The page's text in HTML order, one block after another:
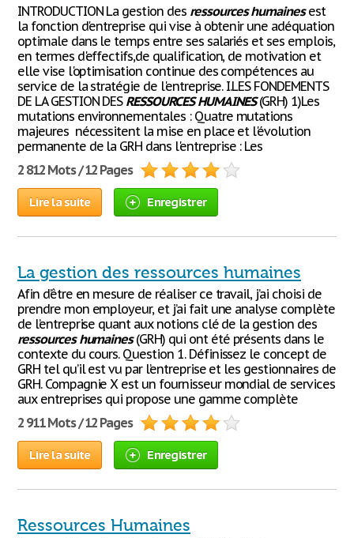
INTRODUCTION La gestion des ressources humainesest
la fonction d'entreprise qui vise à obtenir une adéquation
optimale dans le temps entre ses salariés et ses emplois,
en termes d'effectifs,de qualification, de motivation et
elle vise l'optimisation continue des compétences au
service de la stratégie de l'entreprise. I.LES FONDEMENTS
DE LA GESTION DES RESSOURCES HUMAINES(GRH) 1)Les
mutations environnementales : Quatre mutations
majeures nécessitent la mise en place et l'évolution
permanente de la GRH dans l'entreprise : Les
2 812 Mots / 12 Pages
Lire la suite Enregistrer
La gestion des ressources humaines
Afin d’être en mesure de réaliser ce travail, j’ai choisi de
prendre mon employeur, et j’ai fait une analyse complète
de l’entreprise quant aux notions clé de la gestion des
ressources humaines(GRH) qui ont été présents dans le
contexte du cours. Question 1. Définissez le concept de
GRH tel qu’il est vu par l’entreprise et les gestionnaires de
GRH. Compagnie X est un fournisseur mondial de services
aux entreprises qui propose une gamme complète
2 911 Mots / 12 Pages
Lire la suite Enregistrer
Ressources Humaines